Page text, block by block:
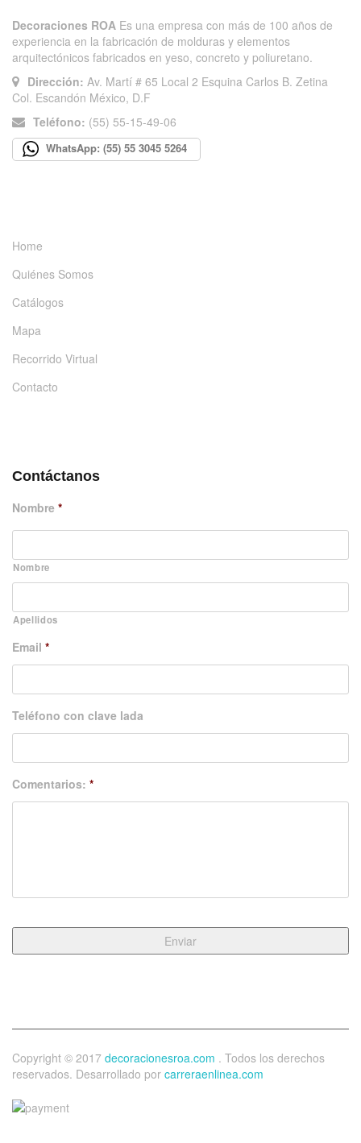
Decoraciones ROA Es una empresa con más de 100 años de
experiencia en la fabricación de molduras y elementos
arquitectónicos fabricados en yeso, concreto y poliuretano.
Dirección: Av. Martí # 65 Local 2 Esquina Carlos B. Zetina
Col. Escandón México, D.F
Teléfono: (55) 55-15-49-06
WhatsApp: (55) 55 3045 5264
Home
Quiénes Somos
Catálogos
Mapa
Recorrido Virtual
Contacto
Contáctanos
Nombre *
Nombre
Apellidos
Email *
Teléfono con clave lada
Comentarios: *
Copyright © 2017 decoracionesroa.com . Todos los derechos
reservados. Desarrollado por carreraenlinea.com